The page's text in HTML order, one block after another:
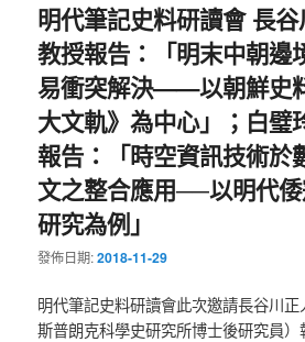
明代筆記史料研讀會 長
教授報告：「明末中朝邊
易衝突解決——以朝鮮史
大文軌》為中心」；白璧
報告：「時空資訊技術於
文之整合應用──以明代
研究為例」
發佈日期:2018-11-29
明代筆記史料研讀會此次邀請長谷川
斯普朗克科學史研究所博士後研究員